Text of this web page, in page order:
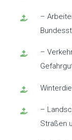
–
–
–
Straßen